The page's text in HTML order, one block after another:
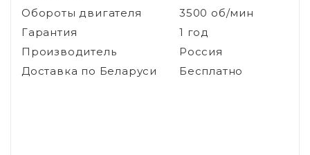
Обороты двигателя
3500 об/мин
Гарантия
1 год
Производитель
Россия
Доставка по Беларуси
Бесплатно